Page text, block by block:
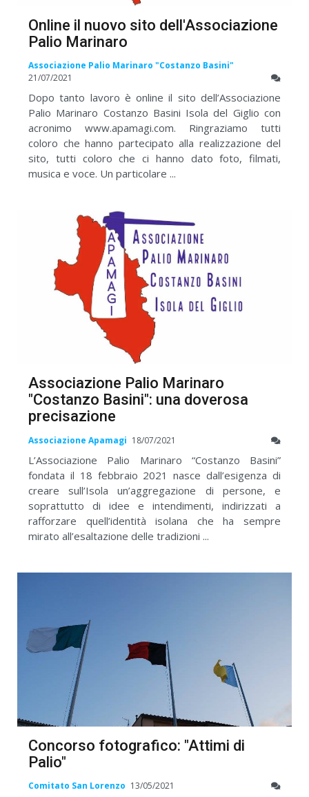
Online il nuovo sito dell'Associazione
Palio Marinaro
Associazione Palio Marinaro "Costanzo Basini"
21/07/2021
Dopo tanto lavoro è online il sito dell’Associazione
Palio Marinaro Costanzo Basini Isola del Giglio con
acronimo www.apamagi.com. Ringraziamo tutti
coloro che hanno partecipato alla realizzazione del
sito, tutti coloro che ci hanno dato foto, filmati,
musica e voce. Un particolare ...
Associazione Palio Marinaro
"Costanzo Basini": una doverosa
precisazione
Associazione Apamagi 18/07/2021
L’Associazione Palio Marinaro “Costanzo Basini”
fondata il 18 febbraio 2021 nasce dall’esigenza di
creare sull’Isola un’aggregazione di persone, e
soprattutto di idee e intendimenti, indirizzati a
rafforzare quell’identità isolana che ha sempre
mirato all’esaltazione delle tradizioni ...
Concorso fotografico: "Attimi di
Palio"
Comitato San Lorenzo 13/05/2021